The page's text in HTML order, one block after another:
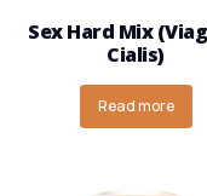
Sex Hard Mix
Cialis)
Read more